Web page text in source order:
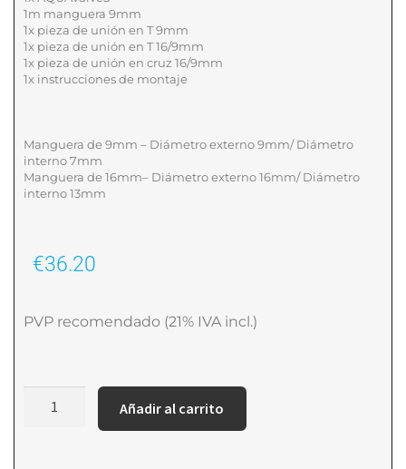
1m manguera 9mm
1x pieza de unión en T 9mm
1x pieza de unión en T 16/9mm
1x pieza de unión en cruz 16/9mm
1x instrucciones de montaje
Manguera de 9mm – Diámetro externo 9mm/ Diámetro
interno 7mm
Manguera de 16mm– Diámetro externo 16mm/ Diámetro
interno 13mm
€36.20
PVP recomendado (21% IVA incl.)
Añadir al carrito